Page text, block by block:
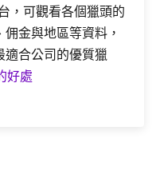
，可觀看各個獵頭的
金與地區等資料，
適合公司的優質獵
好處